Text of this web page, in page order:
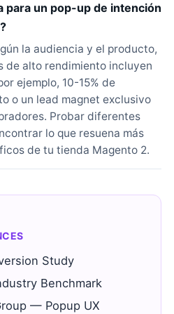
para un pop-up de intención
la audiencia y el producto,
de alto rendimiento incluyen
ejemplo, 10-15% de
o un lead magnet exclusivo
Probar diferentes
lo que resuena más
de tu tienda Magento 2.
Study
Benchmark
— Popup UX